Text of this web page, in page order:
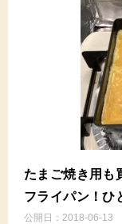
たまご焼き用も
フライパン！ひ
公開日： 2018-06-13